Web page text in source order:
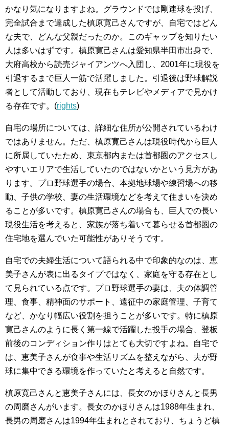
かなり気になりますよね。グラウンドでは剛速球を投げ、
完全試合まで達成した槙原寛己さんですが、自宅ではどん
な夫で、どんな父親だったのか。このギャップを知りたい
人は多いはずです。槙原寛己さんは愛知県半田市出身で、
大府高校から読売ジャイアンツへ入団し、2001年に現役を
引退するまで巨人一筋で活躍しました。引退後は野球解説
者として活動しており、現在もテレビやメディアで見かけ
る存在です。(rights)
自宅の場所については、詳細な住所が公開されているわけ
ではありません。ただ、槙原寛己さんは現役時代から巨人
に所属していたため、東京都内または首都圏のアクセスし
やすいエリアで生活していたのではないかという見方があ
ります。プロ野球選手の場合、本拠地球場や練習場への移
動、子供の学校、妻の生活環境などを考えて住まいを決め
ることが多いです。槙原寛己さんの場合も、巨人での長い
現役生活を考えると、家族が落ち着いて暮らせる首都圏の
住宅地を選んでいた可能性がありそうです。
自宅での夫婦生活について語られる中で印象的なのは、恵
美子さんが表に出るタイプではなく、家庭を守る存在とし
て見られている点です。プロ野球選手の妻は、夫の体調管
理、食事、精神面のサポート、遠征中の家庭管理、子育て
など、かなり幅広い役割を担うことが多いです。特に槙原
寛己さんのように長く第一線で活躍した投手の場合、登板
前後のコンディション作りはとても大切ですよね。自宅で
は、恵美子さんが食事や生活リズムを整えながら、夫が野
球に集中できる環境を作っていたと考えると自然です。
槙原寛己さんと恵美子さんには、長女のかほりさんと長男
の周磨さんがいます。長女のかほりさんは1988年生まれ、
長男の周磨さんは1994年生まれとされており、ちょうど槙